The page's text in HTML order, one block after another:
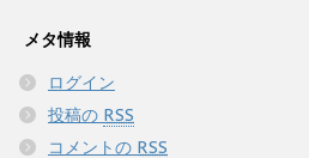
メタ情報
ログイン
投稿の RSS
コメントの RSS